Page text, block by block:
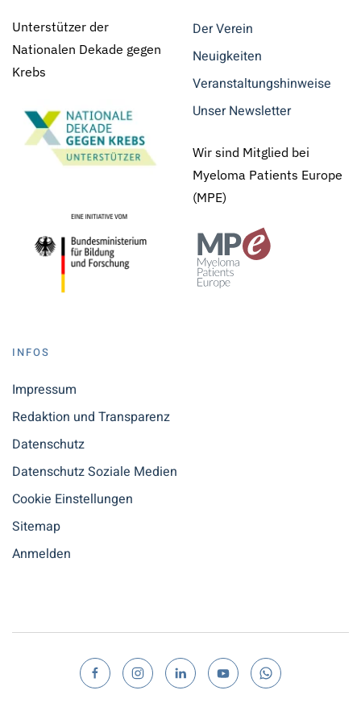
Unterstützer der
Nationalen Dekade gegen
Krebs
Der Verein
Neuigkeiten
Veranstaltungshinweise
Unser Newsletter
Wir sind Mitglied bei
Myeloma Patients Europe
(MPE)
INFOS
Impressum
Redaktion und Transparenz
Datenschutz
Datenschutz Soziale Medien
Cookie Einstellungen
Sitemap
Anmelden